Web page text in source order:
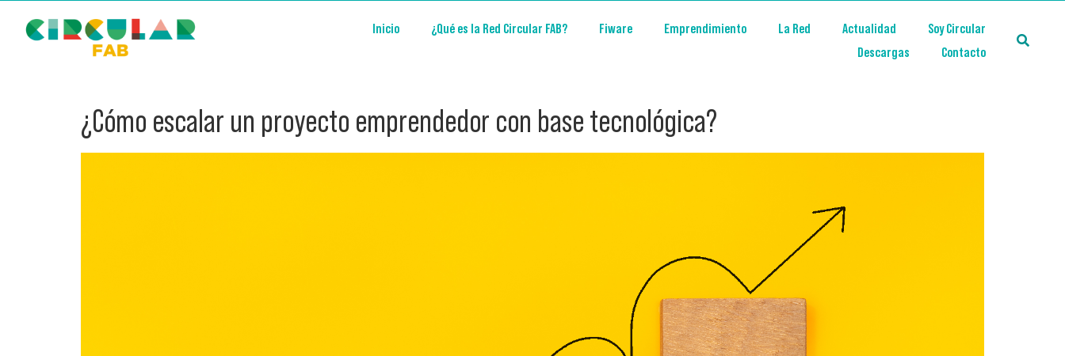
Inicio ¿Qué es la Red Circular FAB? Fiware Emprendimiento La Red Actualidad
Soy Circular
Descargas
Contacto
¿Cómo escalar un proyecto emprendedor con base tecnológica?